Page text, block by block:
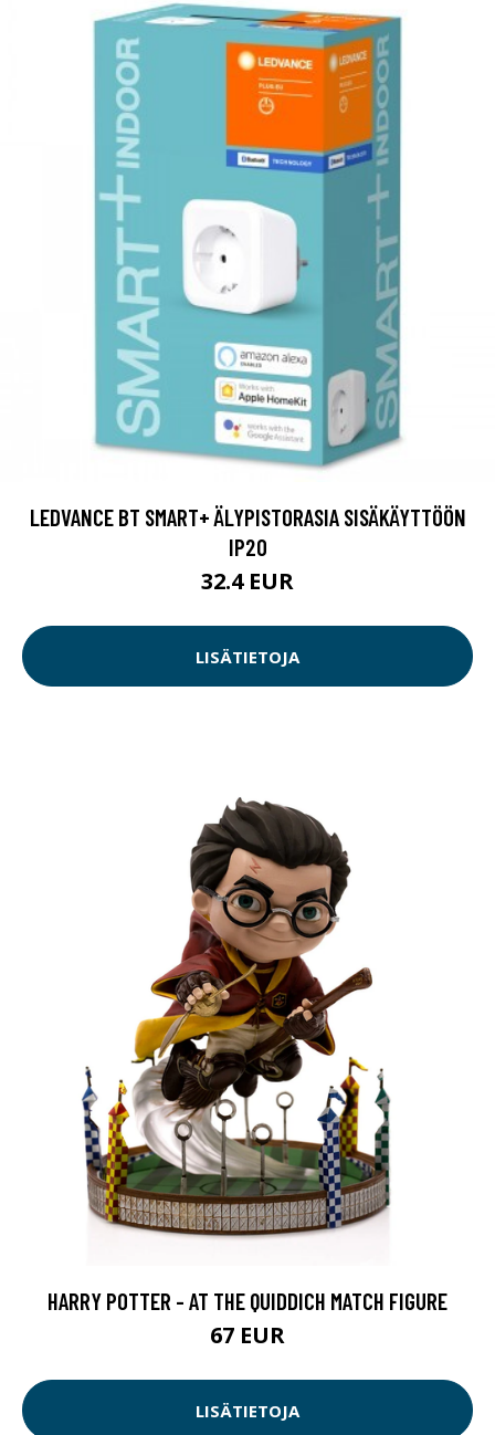
LEDVANCE BT SMART+ ÄLYPISTORASIA SISÄKÄYTTÖÖN
IP20
32.4 EUR
LISÄTIETOJA
HARRY POTTER - AT THE QUIDDICH MATCH FIGURE
67 EUR
LISÄTIETOJA